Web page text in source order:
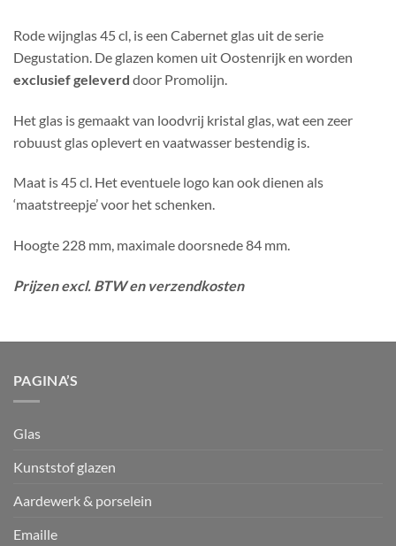
Rode wijnglas 45 cl, is een Cabernet glas uit de serie
Degustation. De glazen komen uit Oostenrijk en worden
exclusief geleverd door Promolijn.
Het glas is gemaakt van loodvrij kristal glas, wat een zeer
robuust glas oplevert en vaatwasser bestendig is.
Maat is 45 cl. Het eventuele logo kan ook dienen als
‘maatstreepje’ voor het schenken.
Hoogte 228 mm, maximale doorsnede 84 mm.
Prijzen excl. BTW en verzendkosten
PAGINA’S
Glas
Kunststof glazen
Aardewerk & porselein
Emaille